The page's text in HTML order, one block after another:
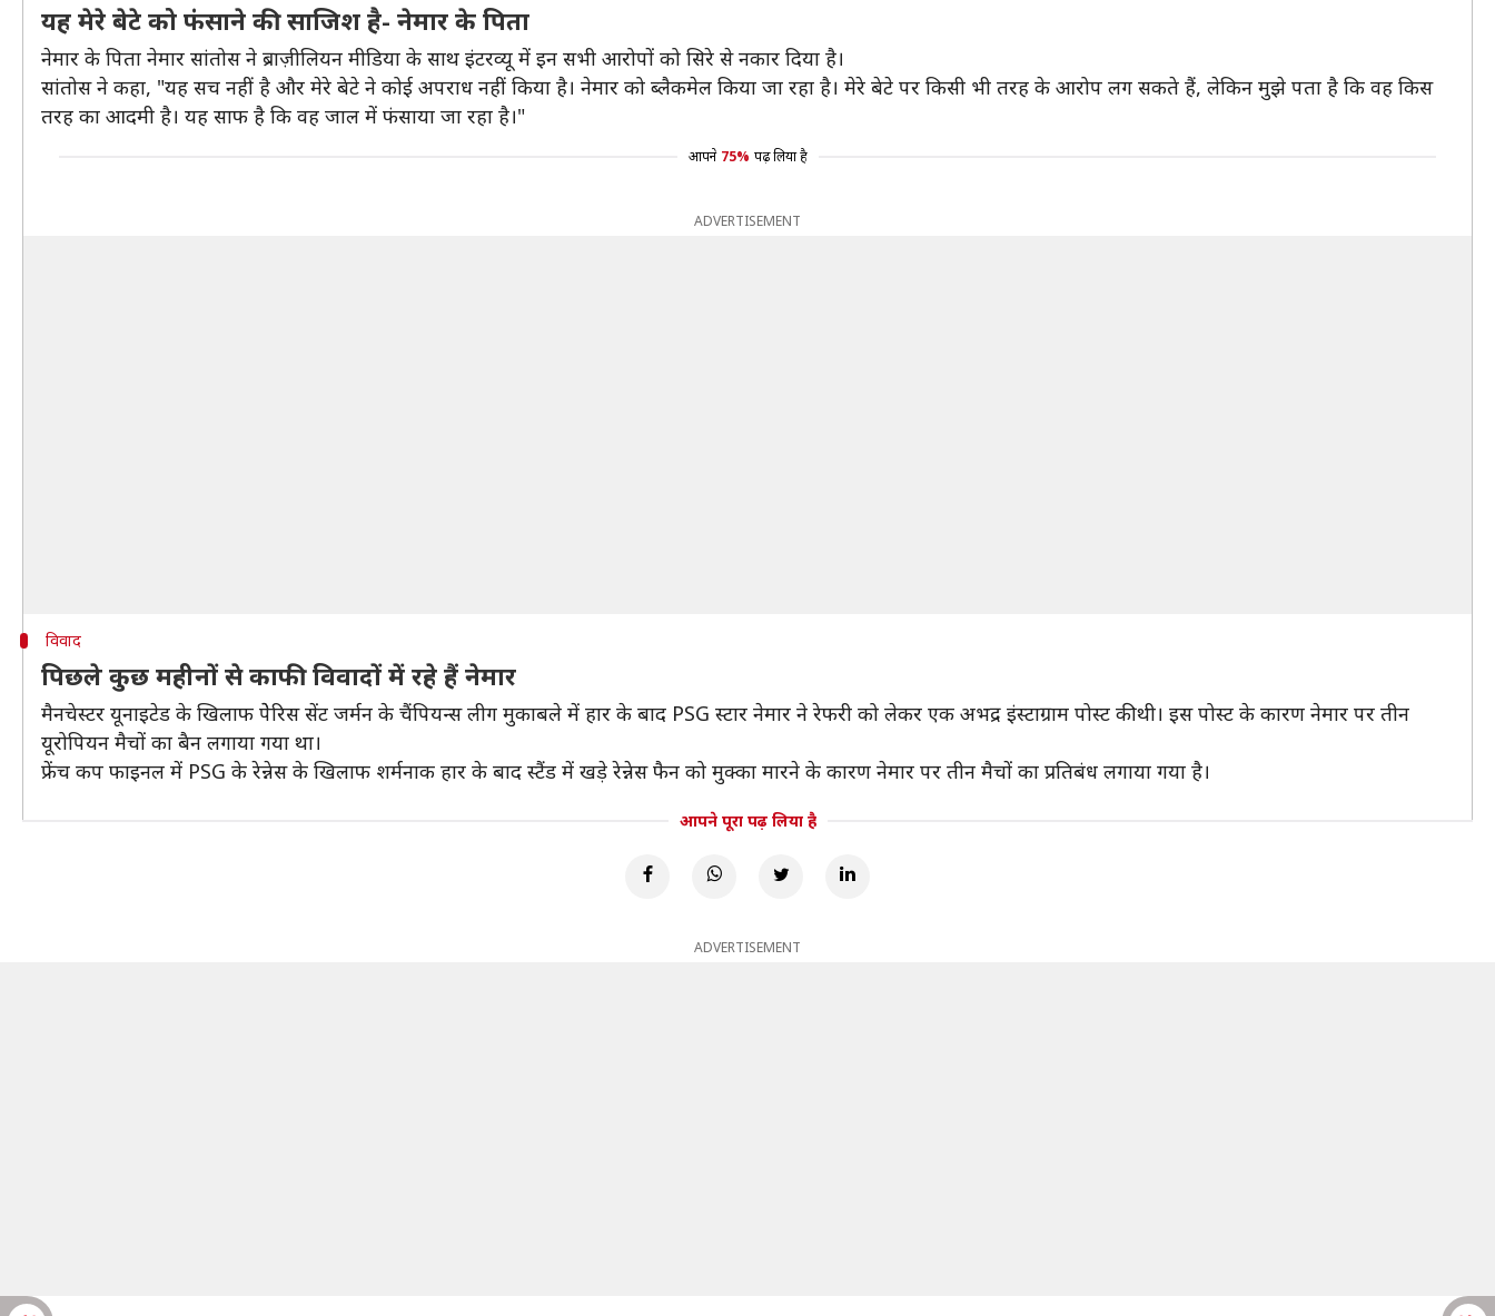
यह मेरे बेटे को फंसाने की साजिश है- नेमार के पिता
नेमार के पिता नेमार सांतोस ने ब्राज़ीलियन मीडिया के साथ इंटरव्यू में इन सभी आरोपों को सिरे से नकार दिया है।
सांतोस ने कहा, "यह सच नहीं है और मेरे बेटे ने कोई अपराध नहीं किया है। नेमार को ब्लैकमेल किया जा रहा है। मेरे बेटे पर किसी भी तरह के आरोप लग सकते हैं, लेकिन मुझे पता है कि वह किस
तरह का आदमी है। यह साफ है कि वह जाल में फंसाया जा रहा है।"
आपने 75% पढ़ लिया है
ADVERTISEMENT
विवाद
पिछले कुछ महीनों से काफी विवादों में रहे हैं नेमार
मैनचेस्टर यूनाइटेड के खिलाफ पेेरिस सेंट जर्मन के चैंपियन्स लीग मुकाबले में हार के बाद PSG स्टार नेमार ने रेफरी को लेकर एक अभद्र इंस्टाग्राम पोस्ट की थी। इस पोस्ट के कारण नेमार पर तीन
यूरोपियन मैचों का बैन लगाया गया था।
फ्रेंच कप फाइनल में PSG के रेन्नेस के खिलाफ शर्मनाक हार के बाद स्टैंड में खड़े रेन्नेस फैन को मुक्का मारने के कारण नेमार पर तीन मैचों का प्रतिबंध लगाया गया है।
आपने पूरा पढ़ लिया है
ADVERTISEMENT